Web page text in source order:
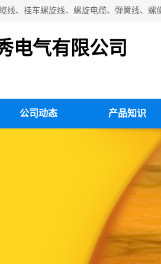
电气有限公司
公司动态 产品知识